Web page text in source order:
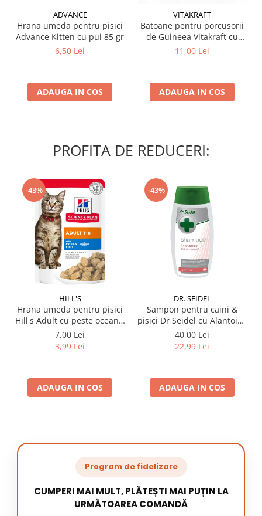
ADVANCE
Hrana umeda pentru pisici
Advance Kitten cu pui 85 gr
6,50 Lei
ADAUGA IN COS
VITAKRAFT
Batoane pentru porcusorii
de Guineea Vitakraft cu
struguri & nuci 2 buc
11,00 Lei
ADAUGA IN COS
PROFITA DE REDUCERI:
-43%
HILL'S
Hrana umeda pentru pisici
Hill's Adult cu peste oceanic
85 gr
7,00 Lei
3,99 Lei
ADAUGA IN COS
-43%
DR. SEIDEL
Sampon pentru caini &
pisici Dr Seidel cu Alantoina
220 ml
40,00 Lei
22,99 Lei
ADAUGA IN COS
Program de fidelizare
CUMPERI MAI MULT, PLĂTEȘTI MAI PUȚIN LA
URMĂTOAREA COMANDĂ